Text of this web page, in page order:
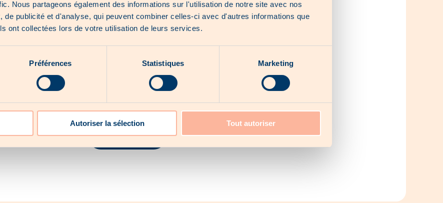
Nous partageons également des informations sur l'utilisation de notre site avec nos
de publicité et d'analyse, qui peuvent combiner celles-ci avec d'autres informations que
ont collectées lors de votre utilisation de leurs services.
Préférences Statistiques Marketing
Autoriser la sélection Tout autoriser
belle robe or pâle à boire entre amis.
bouche et stable, elle résulte d’une méthode de brassage traditionnelle.
sévère de houblons nobles lui donne son amertume douce et agréable.
sur les produits
: eau, MALT D'ORGE, levure, houblon
Learn more